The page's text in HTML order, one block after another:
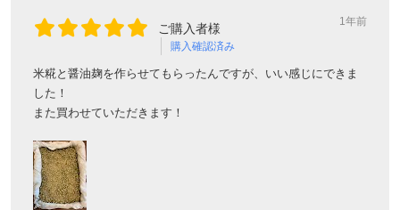
ご購入者様
購入確認済み
1年前
米糀と醤油麹を作らせてもらったんですが、いい感じにできま
した！
また買わせていただきます！